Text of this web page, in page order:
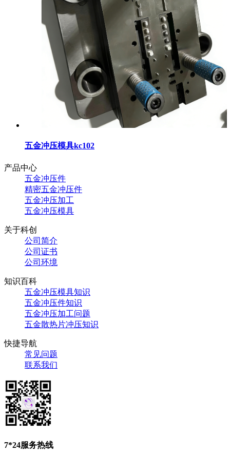
五金冲压模具kc102
产品中心
五金冲压件
精密五金冲压件
五金冲压加工
五金冲压模具
关于科创
公司简介
公司证书
公司环境
知识百科
五金冲压模具知识
五金冲压件知识
五金冲压加工问题
五金散热片冲压知识
快捷导航
常见问题
联系我们
7*24服务热线